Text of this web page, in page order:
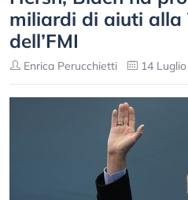
miliardi di aiuti alla
dell’FMI
Enrica Perucchietti 14